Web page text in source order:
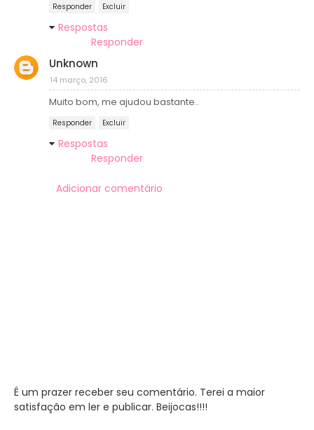
Responder Excluir
Respostas
Responder
Unknown
14 março, 2016
Muito bom, me ajudou bastante..
Responder Excluir
Respostas
Responder
Adicionar comentário
É um prazer receber seu comentário. Terei a maior
satisfação em ler e publicar. Beijocas!!!!